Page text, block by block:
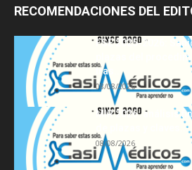
RECOMENDACIONES DEL
FSE 2025-2026:
plazas del
tras...
08/08/2026
MIR 2026: análisis
de plazas y claves...
08/08/2026